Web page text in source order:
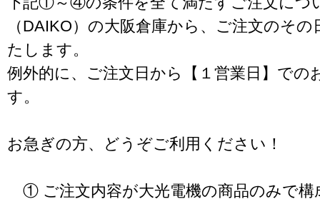
（DAIKO）の大阪倉庫から、ご注文のそ
たします。
例外的に、ご注文日から【１営業日】での
す。
お急ぎの方、どうぞご利用ください！
① ご注文内容が大光電機の商品のみで構